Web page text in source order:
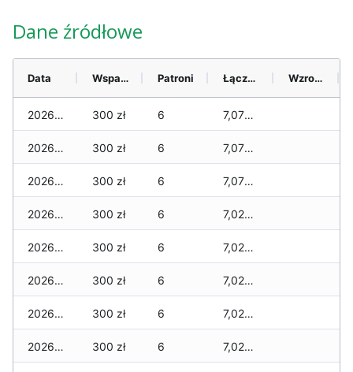
Dane źródłowe
Data Wsparcie Patroni Łącznie Wzrost (28 dni)
2026-08-07 300 zł 6 7,070 zł
2026-08-06 300 zł 6 7,070 zł
2026-08-05 300 zł 6 7,070 zł
2026-08-04 300 zł 6 7,020 zł
2026-08-03 300 zł 6 7,020 zł
2026-08-02 300 zł 6 7,020 zł
2026-08-01 300 zł 6 7,020 zł
2026-07-31 300 zł 6 7,020 zł